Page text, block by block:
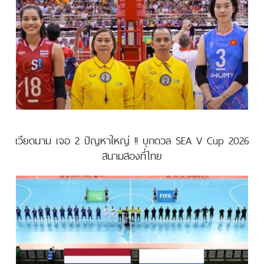
เวียดนาม เจอ 2 ปัญหาใหญ่ !! บุกดวล SEA V Cup 2026
สนามสองที่ไทย